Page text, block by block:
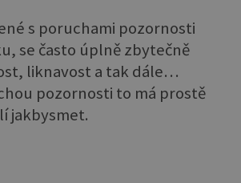
s poruchami pozornosti
se často úplně zbytečně
liknavost a tak dále…
pozornosti to má prostě
jakbysmet.